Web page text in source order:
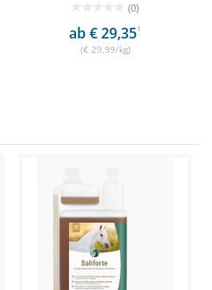
(0)
ab € 29,351
(€ 29,99/kg)